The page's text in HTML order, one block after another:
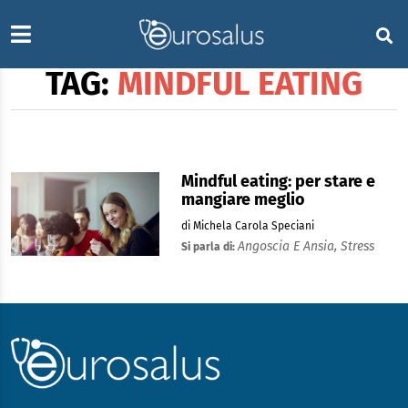
TAG: MINDFUL EATING
Mindful eating: per stare e
mangiare meglio
di Michela Carola Speciani
Si parla di:Angoscia E Ansia, Stress